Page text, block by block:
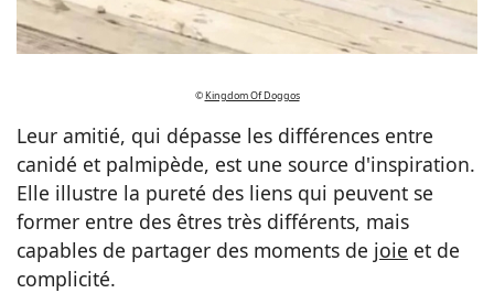
©Kingdom Of Doggos
Leur amitié, qui dépasse les différences entre
canidé et palmipède, est une source d'inspiration.
Elle illustre la pureté des liens qui peuvent se
former entre des êtres très différents, mais
capables de partager des moments de joie et de
complicité.